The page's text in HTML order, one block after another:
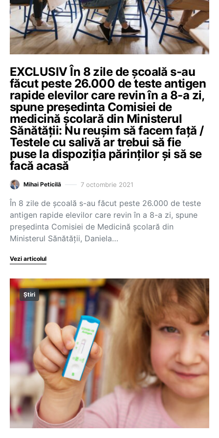
EXCLUSIV În 8 zile de școală s-au
făcut peste 26.000 de teste antigen
rapide elevilor care revin în a 8-a zi,
spune președinta Comisiei de
medicină școlară din Ministerul
Sănătății: Nu reușim să facem față /
Testele cu salivă ar trebui să fie
puse la dispoziția părinților și să se
facă acasă
Mihai Peticilă 7 octombrie 2021
În 8 zile de școală s-au făcut peste 26.000 de teste
antigen rapide elevilor care revin în a 8-a zi, spune
președinta Comisiei de Medicină școlară din
Ministerul Sănătății, Daniela…
Vezi articolul
Știri